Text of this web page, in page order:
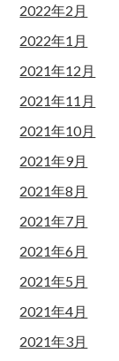
2022年2月
2022年1月
2021年12月
2021年11月
2021年10月
2021年9月
2021年8月
2021年7月
2021年6月
2021年5月
2021年4月
2021年3月